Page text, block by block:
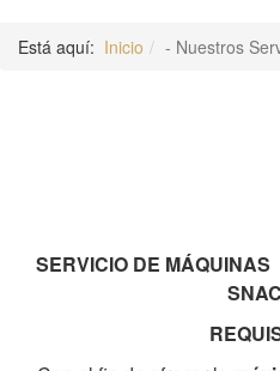
Está aquí: Inicio - Nuestros
SERVICIO DE